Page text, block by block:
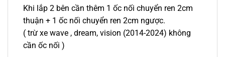
Khi lắp 2 bên cần thêm 1 ốc nối chuyển ren 2cm
thuận + 1 ốc nối chuyển ren 2cm ngược.
( trừ xe wave , dream, vision (2014-2024) không
cần ốc nối )